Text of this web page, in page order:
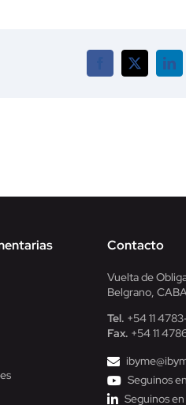
Facebook
X
Contacto
Vuelta de
Belgrano,
Tel. +54 11
Fax. +54 11
Seguinos
Seguinos